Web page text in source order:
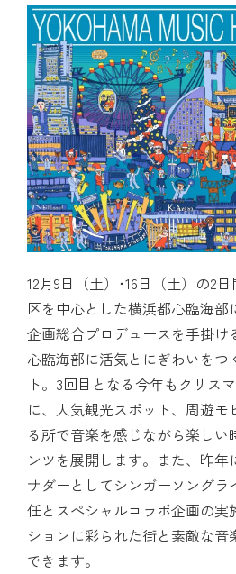
12月9日（土）･16日（土）の2
区を中心とした横浜都心臨海
企画総合プロデュースを手掛け
心臨海部に活気とにぎわいをつ
ト。3回目となる今年もクリス
に、人気観光スポット、周遊
る所で音楽を感じながら楽しい
ンツを展開します。また、昨
サダーとしてシンガーソング
任とスぺシャルコラボ企画の実
ションに彩られた街と素敵な
できます。